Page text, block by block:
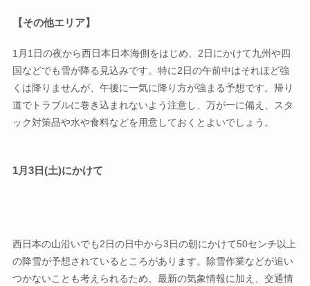
【その他エリア】
1月1日の夜から西日本日本海側をはじめ、2日にかけて九州や四
国などでも雪が降る見込みです。特に2日の午前中はそれほど強
くは降りませんが、午後に一気に降り方が強まる予想です。帰り
道でトラブルに巻き込まれないよう注意し、万が一に備え、スタ
ック対策品や水や食料などを用意しておくとよいでしょう。
1月3日(土)にかけて
西日本の山沿いでも2日の日中から3日の朝にかけて50センチ以上
の降雪が予想されているところがあります。除雪作業などが追い
つかないことも考えられるため、最新の気象情報に加え、交通情